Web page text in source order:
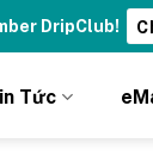
Xem ngay ➝
Tức